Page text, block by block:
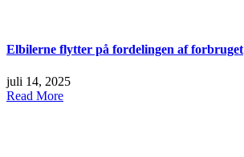
Elbilerne flytter på fordelingen af forbruget
juli 14, 2025
Read More